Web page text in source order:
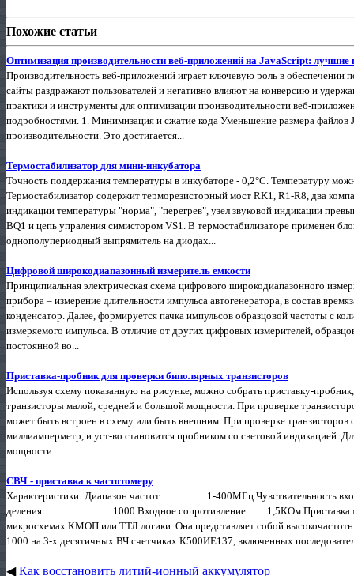
Похожие статьи
Оптимизация производительности веб-приложений на JavaScript: лучшие
Производительность веб-приложений играет ключевую роль в обеспечении
сайты раздражают пользователей и негативно влияют на конверсию и
практики и инструменты для оптимизации производительности веб-
подробностями. 1. Минимизация и сжатие кода Уменьшение размера
производительности. Это достигается...
Термостабилизатор для мини-инкубатора
Точность поддержания температуры в инкубаторе - 0,2°С. Температуру
Термостабилизатор содержит терморезисторный мост RK1, R1-R8, два
индикации температуры "норма", "перегрев", узел звуковой индикации
BQ1 и цепь упраления симистором VS1. В термостабилизаторе применен
однополупериодный выпрямитель на диодах...
Цифровой широкодиапазонный измеритель емкости
Принципиальная электрическая схема цифрового широкодиапазонного
прибора – измерение длительности импульса автогенератора, в состав
конденсатор. Далее, формируется пачка импульсов образцовой частоты с
измеряемого импульса. В отличие от других цифровых измерителей,
постоянной во...
Приставка-пробник для проверки биполярных транзисторов
Используя схему показанную на рисунке, можно собрать приставку-
транзисторы малой, средней и большой мощности. При проверке
может быть встроен в схему или быть внешним. При проверке
миллиамперметр, и уст-во становится пробником со световой индикацией.
мощности...
СВЧ - приставка к частотомеру
Характеристики: Диапазон частот ...................1-400МГц Чувствительность
деления .............................1000 Входное сопротивление.........1,5КОм
микросхемах КМОП или ТТЛ логики. Она представляет собой
1000 на 3-х десятичных ВЧ счетчиках К500ИЕ137, включенных
◀Как восстановить литий-ионный аккумулятор